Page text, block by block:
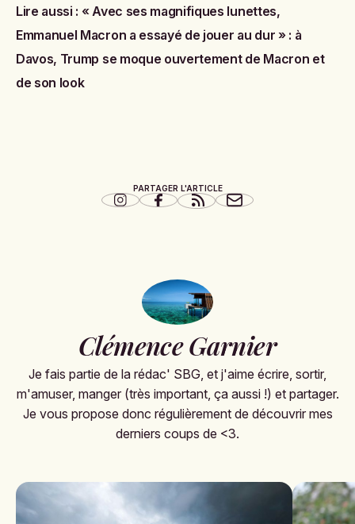
Lire aussi : « Avec ses magnifiques lunettes,
Emmanuel Macron a essayé de jouer au dur » : à
Davos, Trump se moque ouvertement de Macron et
de son look
PARTAGER L'ARTICLE
Clémence Garnier
Je fais partie de la rédac' SBG, et j'aime écrire, sortir,
m'amuser, manger (très important, ça aussi !) et partager.
Je vous propose donc régulièrement de découvrir mes
derniers coups de <3.